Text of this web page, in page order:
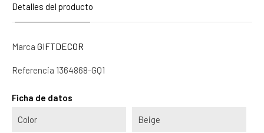
Detalles del producto
Marca GIFTDECOR
Referencia 1364868-GQ1
Ficha de datos
Color Beige